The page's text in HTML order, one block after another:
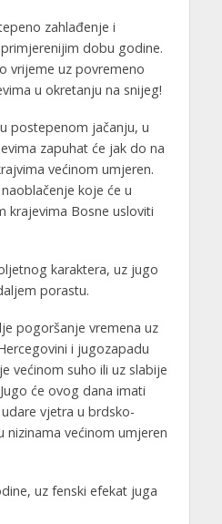
zahlađenje i
dobu godine.
vrijeme uz povremeno
u okretanju na snijeg!
postepenom jačanju, u
zapuhat će jak do na
većinom umjeren.
koje će u
krajevima Bosne usloviti
karaktera, uz jugo
porastu.
pogoršanje vremena uz
i jugozapadu
većinom suho ili uz slabije
će ovog dana imati
vjetra u brdsko-
nizinama većinom umjeren
uz fenski efekat juga